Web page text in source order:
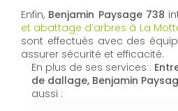
Enfin, Benjamin Paysage 738
et abattage d’arbres à La
sont effectués avec des
assurer sécurité et efficacité.
En plus de ses services :
de dallage, Benjamin
aussi :